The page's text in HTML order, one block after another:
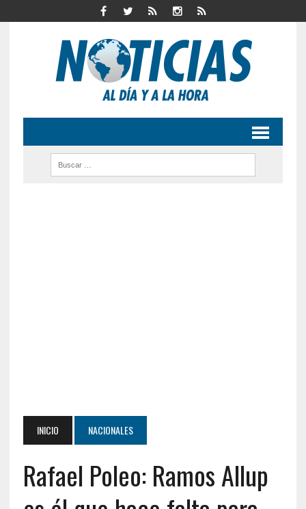
INICIO NACIONALES
Rafael Poleo: Ramos Allup